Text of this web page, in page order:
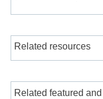
Related resources
Related featured